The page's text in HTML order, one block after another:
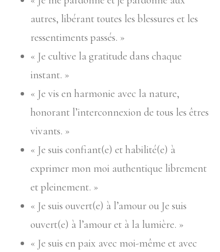
autres, libérant toutes les blessures et les
ressentiments passés. »
« Je cultive la gratitude dans chaque
instant. »
« Je vis en harmonie avec la nature,
honorant l’interconnexion de tous les êtres
vivants. »
« Je suis confiant(e) et habilité(e) à
exprimer mon moi authentique librement
et pleinement. »
« Je suis ouvert(e) à l’amour ou Je suis
ouvert(e) à l’amour et à la lumière. »
« Je suis en paix avec moi-même et avec